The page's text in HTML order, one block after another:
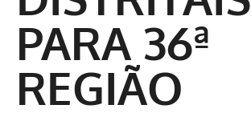
PARA 36ª
REGIÃO